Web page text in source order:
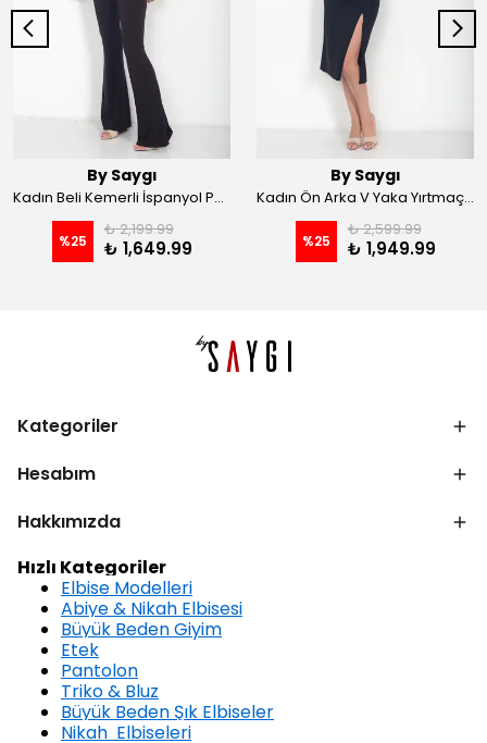
By Saygı
Kadın Beli Kemerli İspanyol Paça Likralı Krep Pantolon - Kahve
%25
₺ 2,199.99
₺ 1,649.99
By Saygı
Kadın Ön Arka V Yaka Yırtmaçlı Likralı Scuba Midi Elbise - Siyah
%25
₺ 2,599.99
₺ 1,949.99
Kategoriler
Hesabım
Hakkımızda
Hızlı Kategoriler
Elbise Modelleri
Abiye & Nikah Elbisesi
Büyük Beden Giyim
Etek
Pantolon
Triko & Bluz
Büyük Beden Şık Elbiseler
Nikah Elbiseleri